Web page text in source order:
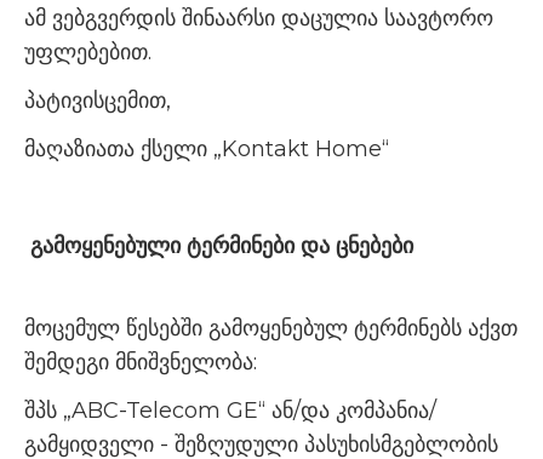
ამ ვებგვერდის შინაარსი დაცულია საავტორო
უფლებებით.
პატივისცემით,
მაღაზიათა ქსელი „Kontakt Home“
გამოყენებული ტერმინები და ცნებები
მოცემულ წესებში გამოყენებულ ტერმინებს აქვთ
შემდეგი მნიშვნელობა:
შპს „ABC-Telecom GE“ ან/და კომპანია/
გამყიდველი - შეზღუდული პასუხისმგებლობის